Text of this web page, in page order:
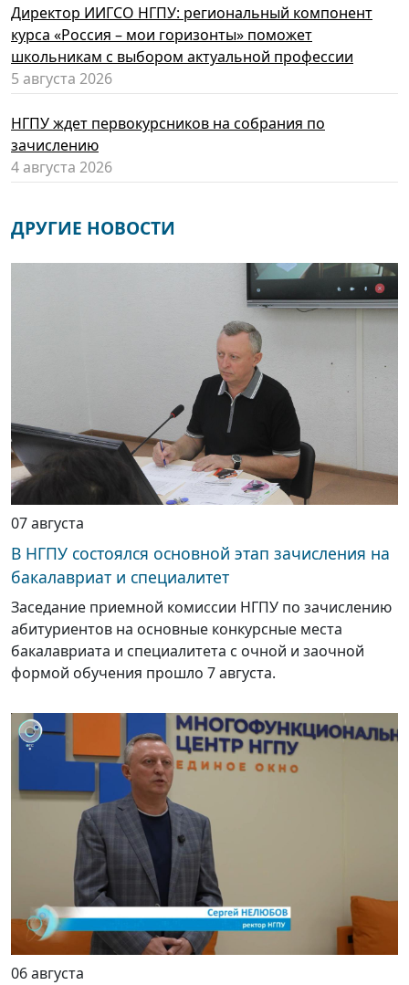
Директор ИИГСО НГПУ: региональный компонент
курса «Россия – мои горизонты» поможет
школьникам с выбором актуальной профессии
5 августа 2026
НГПУ ждет первокурсников на собрания по
зачислению
4 августа 2026
ДРУГИЕ НОВОСТИ
07 августа
В НГПУ состоялся основной этап зачисления на
бакалавриат и специалитет
Заседание приемной комиссии НГПУ по зачислению
абитуриентов на основные конкурсные места
бакалавриата и специалитета с очной и заочной
формой обучения прошло 7 августа.
06 августа